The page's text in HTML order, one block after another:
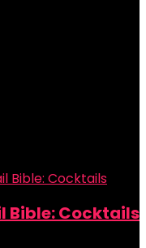
Bible: Cocktails